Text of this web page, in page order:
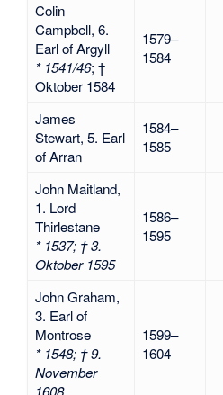
Colin
Campbell, 6.
Earl of Argyll
* 1541/46; †
Oktober 1584
1579–
1584
James
Stewart, 5. Earl
of Arran
1584–
1585
John Maitland,
1. Lord
Thirlestane
* 1537; † 3.
Oktober 1595
1586–
1595
John Graham,
3. Earl of
Montrose
* 1548; † 9.
November
1599–
1604